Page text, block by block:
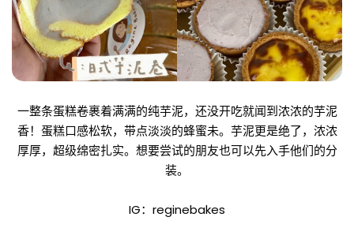
一整条蛋糕卷裹着满满的纯芋泥，还没开吃就闻到浓浓的芋泥
香！蛋糕口感松软，带点淡淡的蜂蜜未。芋泥更是绝了，浓浓
厚厚，超级绵密扎实。想要尝试的朋友也可以先入手他们的分
装。
IG：reginebakes